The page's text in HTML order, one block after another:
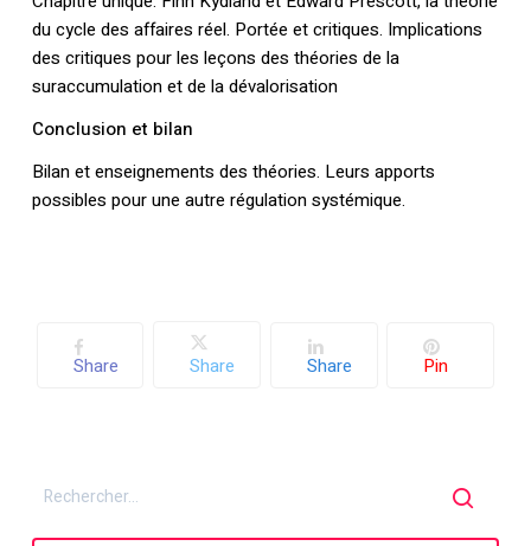
Votre panier est vide.
du cycle des affaires réel. Portée et critiques. Implications
des critiques pour les leçons des théories de la
suraccumulation et de la dévalorisation
Conclusion et bilan
Bilan et enseignements des théories. Leurs apports
possibles pour une autre régulation systémique.
Share Share Share Pin